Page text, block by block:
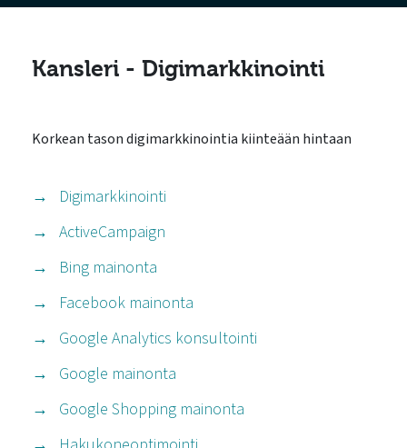
Kansleri - Digimarkkinointi
Korkean tason digimarkkinointia kiinteään hintaan
Digimarkkinointi
ActiveCampaign
Bing mainonta
Facebook mainonta
Google Analytics konsultointi
Google mainonta
Google Shopping mainonta